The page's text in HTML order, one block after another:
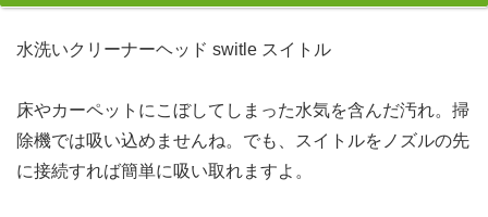
水洗いクリーナーヘッド switle スイトル
床やカーペットにこぼしてしまった水気を含んだ汚れ。掃
除機では吸い込めませんね。でも、スイトルをノズルの先
に接続すれば簡単に吸い取れますよ。